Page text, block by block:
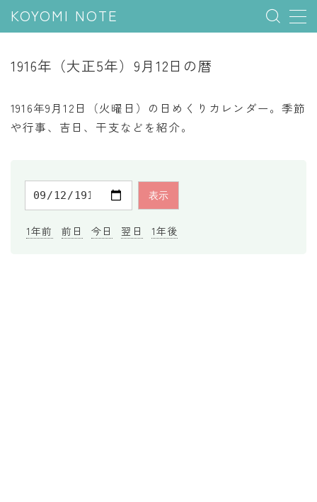
KOYOMI NOTE
五節句
二十四節気
1916年（大正5年）9月12日の暦
1916年9月12日（火曜日）の日めくりカレンダー。季節
や行事、吉日、干支などを紹介。
1年前 前日 今日 翌日 1年後